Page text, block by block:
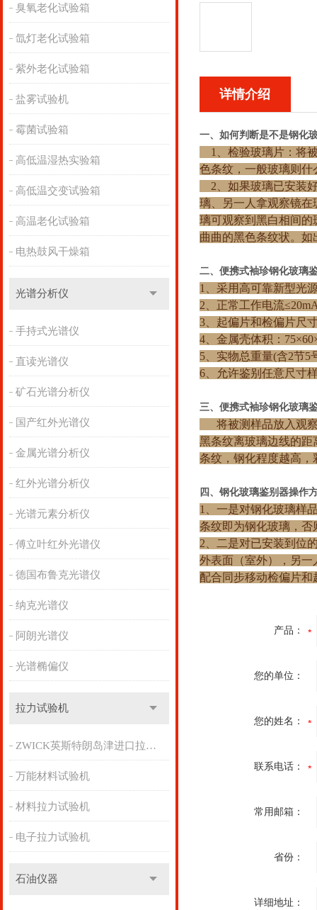
臭氧老化试验箱
氙灯老化试验箱
紫外老化试验箱
盐雾试验机
霉菌试验箱
高低温湿热实验箱
高低温交变试验箱
高温老化试验箱
电热鼓风干燥箱
光谱分析仪
手持式光谱仪
直读光谱仪
矿石光谱分析仪
国产红外光谱仪
金属光谱分析仪
红外光谱分析仪
光谱元素分析仪
傅立叶红外光谱仪
德国布鲁克光谱仪
纳克光谱仪
阿朗光谱仪
光谱椭偏仪
拉力试验机
ZWICK英斯特朗岛津进口拉力机
万能材料试验机
材料拉力试验机
电子拉力试验机
石油仪器
详情介绍
一、如何判断是不是钢化
1、检验玻璃片：将
色条纹，一般玻璃则
2、如果玻璃已安装
璃、另一人拿观察镜
璃可观察到黑白相间
曲曲的黑色条纹状。
二、便携式袖珍钢化玻
1、采用高可靠新型
2、正常工作电流
3、起偏片和检偏片
4、金属壳体积：
5、实物总重量(含2
6、允许鉴别任意尺寸
三、便携式袖珍钢化玻璃
将被测样品放入观察
黑条纹离玻璃边线的
条纹，钢化程度越高
四、钢化玻璃鉴别器操作
1、一是对钢化玻璃样
条纹即为钢化玻璃，否
2、二是对已安装到位
外表面（室外），另
配合同步移动检偏片
产品：
您的单位：
您的姓名：
联系电话：
常用邮箱：
省份：
详细地址：